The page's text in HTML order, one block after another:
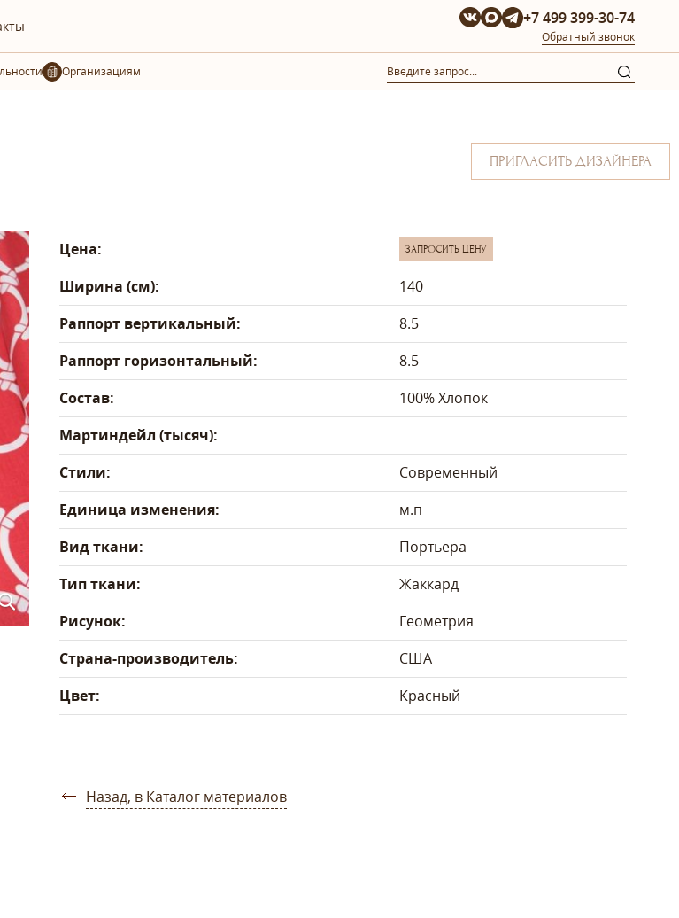
+7 499 399-30-74
Обратный звонок
Организациям
ПРИГЛАСИТЬ ДИЗАЙНЕРА
Цена: ЗАПРОСИТЬ ЦЕНУ
Ширина (см):
140
Раппорт вертикальный:
8.5
Раппорт горизонтальный:
8.5
Состав:
100% Хлопок
Мартиндейл (тысяч):
Стили:
Современный
Единица изменения:
м.п
Вид ткани:
Портьера
Тип ткани:
Жаккард
Рисунок:
Геометрия
Страна-производитель:
США
Цвет:
Красный
Назад, в Каталог материалов